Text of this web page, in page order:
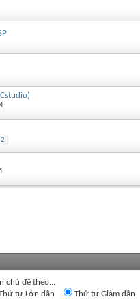
2
chủ đề theo...
tự Lớn dần
Thứ tự Giảm dần